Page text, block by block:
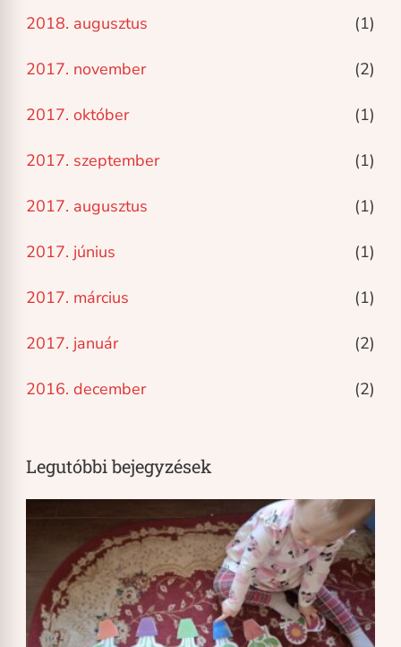
2018. augusztus (1)
2017. november (2)
2017. október (1)
2017. szeptember (1)
2017. augusztus (1)
2017. június (1)
2017. március (1)
2017. január (2)
2016. december (2)
Legutóbbi bejegyzések